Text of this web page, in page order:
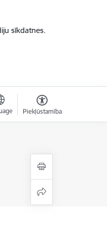
sīkdatnes.
Piekļūstamība